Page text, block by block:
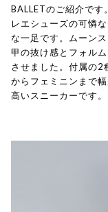
BALLETのご紹介で
レエシューズの可憐
な一足です。ムーン
甲の抜け感とフォル
させました。付属の2
からフェミニンまで
高いスニーカーです。